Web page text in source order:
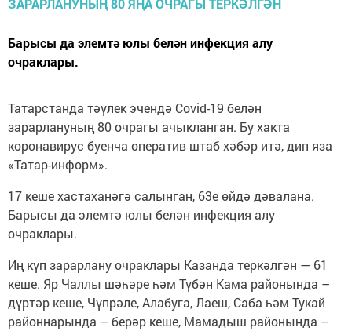
Барысы да элемтә юлы белән инфекция алу
очраклары.
Татарстанда тәүлек эчендә Covid-19 белән
зарарлануның 80 очрагы ачыкланган. Бу хакта
коронавирус буенча оператив штаб хәбәр итә, дип яза
«Татар-информ».
17 кеше хастаханәгә салынган, 63е өйдә дәвалана.
Барысы да элемтә юлы белән инфекция алу
очраклары.
Иң күп зарарлану очраклары Казанда теркәлгән — 61
кеше. Яр Чаллы шәһәре һәм Түбән Кама районында –
дүртәр кеше, Чүпрәле, Алабуга, Лаеш, Саба һәм Тукай
районнарында – берәр кеше, Мамадыш районында –